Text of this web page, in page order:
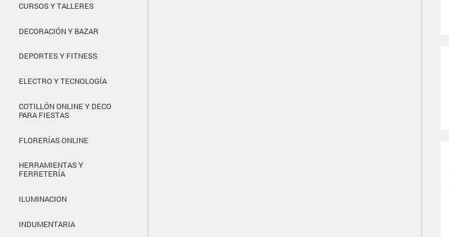
CURSOS Y TALLERES
DECORACIÓN Y BAZAR
DEPORTES Y FITNESS
ELECTRO Y TECNOLOGÍA
COTILLÓN ONLINE Y DECO
PARA FIESTAS
FLORERÍAS ONLINE
HERRAMIENTAS Y
FERRETERÍA
ILUMINACION
INDUMENTARIA